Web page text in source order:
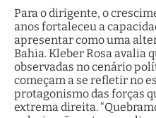
Para o dirigente, o
anos fortaleceu a
apresentar como uma
Bahia. Kleber Rosa avalia
observadas no cenário
começam a se refletir no
protagonismo das forças
extrema direita.